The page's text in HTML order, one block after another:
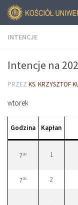
INTENCJE
Intencje na
PRZEZ KS. KRZYSZTOF
wtorek
Godzina Kapłan
730 1
730 2